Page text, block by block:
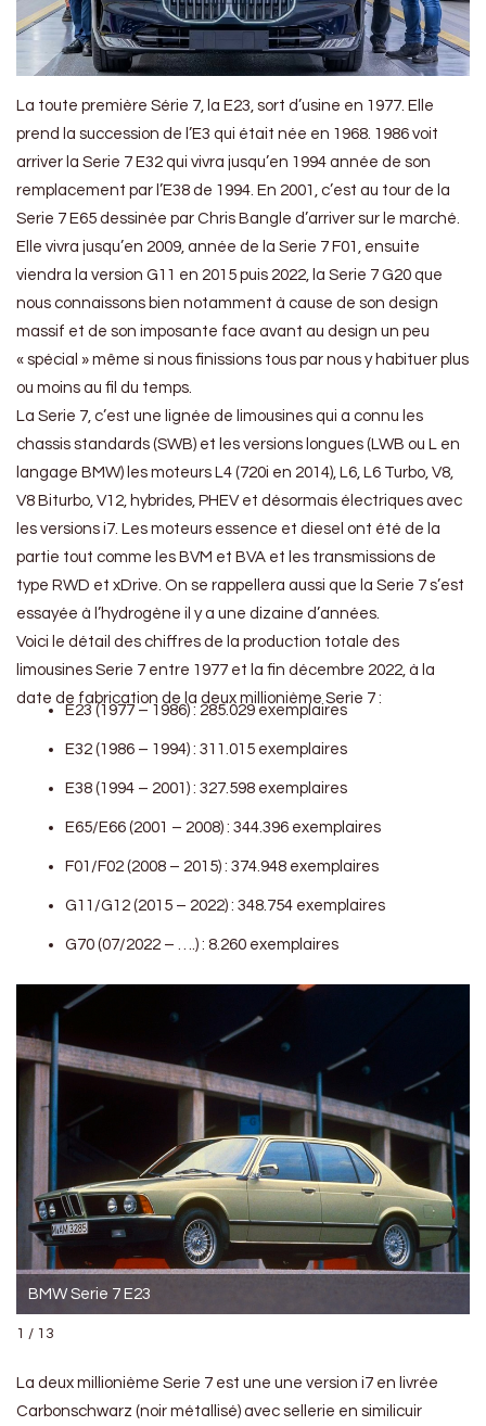
La toute première Série 7, la E23, sort d’usine en 1977. Elle
prend la succession de l’E3 qui était née en 1968. 1986 voit
arriver la Serie 7 E32 qui vivra jusqu’en 1994 année de son
remplacement par l’E38 de 1994. En 2001, c’est au tour de la
Serie 7 E65 dessinée par Chris Bangle d’arriver sur le marché.
Elle vivra jusqu’en 2009, année de la Serie 7 F01, ensuite
viendra la version G11 en 2015 puis 2022, la Serie 7 G20 que
nous connaissons bien notamment à cause de son design
massif et de son imposante face avant au design un peu
« spécial » même si nous finissions tous par nous y habituer plus
ou moins au fil du temps.
La Serie 7, c’est une lignée de limousines qui a connu les
chassis standards (SWB) et les versions longues (LWB ou L en
langage BMW) les moteurs L4 (720i en 2014), L6, L6 Turbo, V8,
V8 Biturbo, V12, hybrides, PHEV et désormais électriques avec
les versions i7. Les moteurs essence et diesel ont été de la
partie tout comme les BVM et BVA et les transmissions de
type RWD et xDrive. On se rappellera aussi que la Serie 7 s’est
essayée à l’hydrogène il y a une dizaine d’années.
Voici le détail des chiffres de la production totale des
limousines Serie 7 entre 1977 et la fin décembre 2022, à la
date de fabrication de la deux millionième Serie 7 :
E23 (1977 – 1986) : 285.029 exemplaires
E32 (1986 – 1994) : 311.015 exemplaires
E38 (1994 – 2001) : 327.598 exemplaires
E65/E66 (2001 – 2008) : 344.396 exemplaires
F01/F02 (2008 – 2015) : 374.948 exemplaires
G11/G12 (2015 – 2022) : 348.754 exemplaires
G70 (07/2022 – ….) : 8.260 exemplaires
BMW Serie 7 E23
1 / 13
La deux millionième Serie 7 est une une version i7 en livrée
Carbonschwarz (noir métallisé) avec sellerie en similicuir